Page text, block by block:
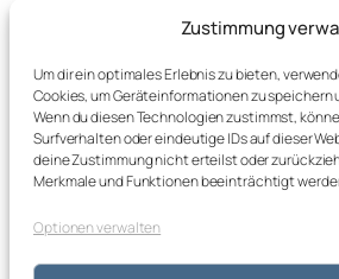
Zustimmung
Um dir ein optimales Erlebnis zu bieten,
Cookies, um Geräteinformationen zu speichern
Wenn du diesen Technologien zustimmst,
Surfverhalten oder eindeutige IDs auf dieser
deine Zustimmung nicht erteilst oder
Merkmale und Funktionen beeinträchtigt
Optionen verwalten
Auch der Ursprung des
zurück. Es war mir eine besondere
der Einladung zu meinem neuen
als mein erster Gast Platz auf
trotz…
kleos blog